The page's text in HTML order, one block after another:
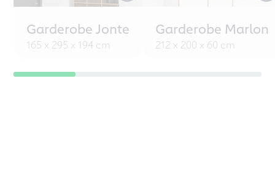
Garderobe Jonte
165 x 295 x 194 cm
Garderobe Marlon
212 x 200 x 60 cm